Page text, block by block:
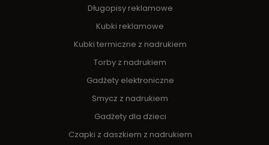
Długopisy reklamowe
Kubki reklamowe
Kubki termiczne z nadrukiem
Torby z nadrukiem
Gadżety elektroniczne
Smycz z nadrukiem
Gadżety dla dzieci
Czapki z daszkiem z nadrukiem